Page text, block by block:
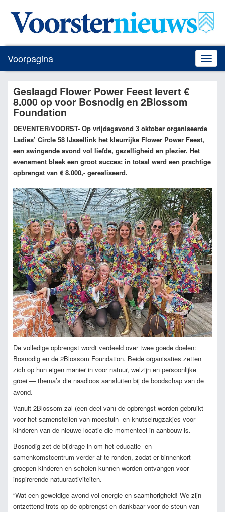
Toggle
Voorpagina
Geslaagd Flower Power Feest levert €
8.000 op voor Bosnodig en 2Blossom
Foundation
DEVENTER/VOORST- Op vrijdagavond 3 oktober organiseerde
Ladies’ Circle 58 IJssellink het kleurrijke Flower Power Feest,
een swingende avond vol liefde, gezelligheid en plezier. Het
evenement bleek een groot succes: in totaal werd een prachtige
opbrengst van € 8.000,- gerealiseerd.
De volledige opbrengst wordt verdeeld over twee goede doelen:
Bosnodig en de 2Blossom Foundation. Beide organisaties zetten
zich op hun eigen manier in voor natuur, welzijn en persoonlijke
groei — thema’s die naadloos aansluiten bij de boodschap van de
avond.
Vanuit 2Blossom zal (een deel van) de opbrengst worden gebruikt
voor het samenstellen van moestuin- en knutselrugzakjes voor
kinderen van de nieuwe locatie die momenteel in aanbouw is.
Bosnodig zet de bijdrage in om het educatie- en
samenkomstcentrum verder af te ronden, zodat er binnenkort
groepen kinderen en scholen kunnen worden ontvangen voor
inspirerende natuuractiviteiten.
“Wat een geweldige avond vol energie en saamhorigheid! We zijn
ontzettend trots op de opbrengst en dankbaar voor de steun van